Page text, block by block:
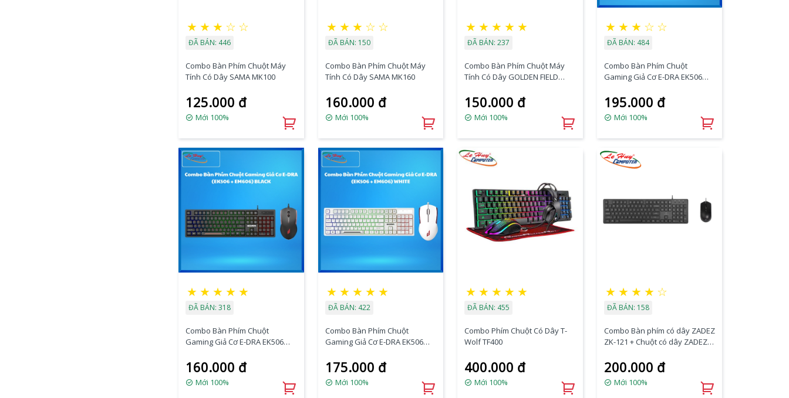
★ ★ ★ ☆ ☆
ĐÃ BÁN: 446
Combo Bàn Phím Chuột Máy
Tính Có Dây SAMA MK100
125.000 đ
Mới 100%
★ ★ ★ ☆ ☆
ĐÃ BÁN: 150
Combo Bàn Phím Chuột Máy
Tính Có Dây SAMA MK160
160.000 đ
Mới 100%
★ ★ ★ ★ ★
ĐÃ BÁN: 237
Combo Bàn Phím Chuột Máy
Tính Có Dây GOLDEN FIELD
150.000 đ
Mới 100%
★ ★ ★ ☆ ☆
ĐÃ BÁN: 484
Combo Bàn Phím Chuột
Gaming Giả Cơ E-DRA EK506
195.000 đ
Mới 100%
★ ★ ★ ★ ★
ĐÃ BÁN: 318
Combo Bàn Phím Chuột
Gaming Giả Cơ E-DRA EK506
160.000 đ
Mới 100%
★ ★ ★ ★ ★
ĐÃ BÁN: 422
Combo Bàn Phím Chuột
Gaming Giả Cơ E-DRA EK506
175.000 đ
Mới 100%
★ ★ ★ ★ ★
ĐÃ BÁN: 455
Combo Phím Chuột Có Dây T-
Wolf TF400
400.000 đ
Mới 100%
★ ★ ★ ★ ☆
ĐÃ BÁN: 158
Combo Bàn phím có dây ZADEZ
ZK-121 + Chuột có dây ZADEZ
MP-220V
200.000 đ
Mới 100%